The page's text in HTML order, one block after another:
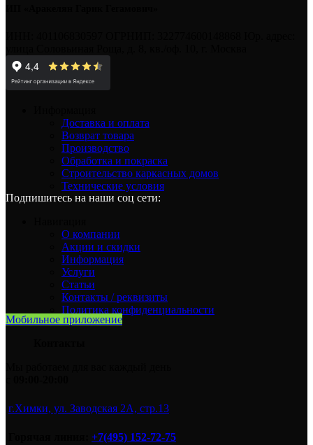
Доставка и оплата
Возврат товара
Производство
Обработка и покраска
Строительство каркасных домов
Технические условия
Подпишитесь на наши соц сети:
О компании
Акции и скидки
Информация
Услуги
Статьи
Контакты / реквизиты
Политика конфиденциальности
Мобильное приложение
г.Химки, ул. Заводская 2А, стр.13
+7(495) 152-72-75